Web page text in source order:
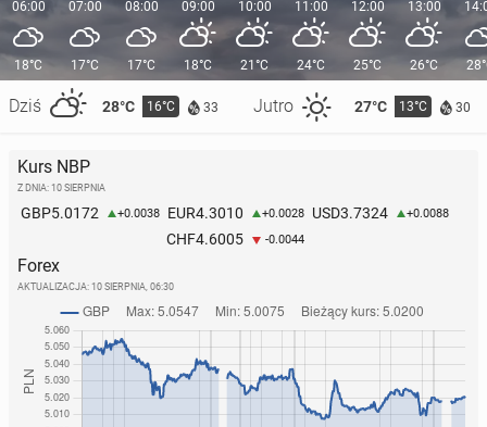
06:00
18°C
Dziś 28°C 16°C 33 Jutro 27°C 13°C 30
07:00
17°C
08:00
17°C
09:00
18°C
10:00
21°C
11:00
24°C
12:00
25°C
13:00
26°C
Kurs NBP
Z DNIA: 10 SIERPNIA
GBP5.0172 +0.0038 EUR4.3010 +0.0028 USD3.7324 +0.0088
CHF4.6005 -0.0044
Forex
AKTUALIZACJA: 10 SIERPNIA, 06:30